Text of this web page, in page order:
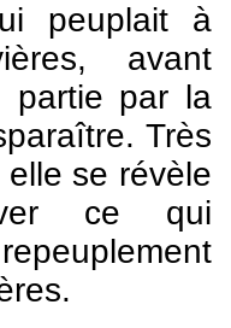
peuplait à
avant
partie par la
Très
se révèle
ce qui